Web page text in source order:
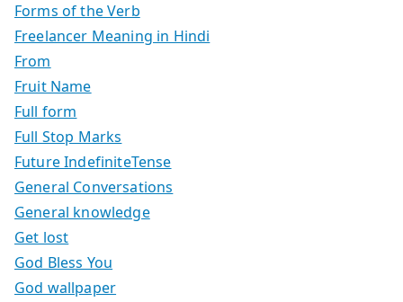
Forms of the Verb
Freelancer Meaning in Hindi
From
Fruit Name
Full form
Full Stop Marks
Future IndefiniteTense
General Conversations
General knowledge
Get lost
God Bless You
God wallpaper